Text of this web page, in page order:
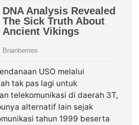
USO melalui
tak pas lagi untuk
telekomunikasi di daerah 3T,
alternatif lain sejak
tahun 1999 beserta